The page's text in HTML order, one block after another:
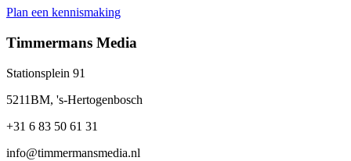
Plan een kennismaking
Timmermans Media
Stationsplein 91
5211BM, 's-Hertogenbosch
+31 6 83 50 61 31
info@timmermansmedia.nl